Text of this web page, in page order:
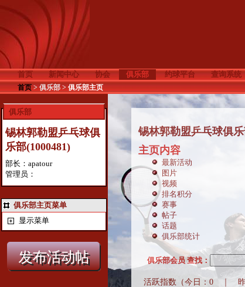
首页 新闻中心 协会 俱乐部 约球平台 查询系统
首页>俱乐部>俱乐部主页
俱乐部
锡林郭勒盟乒乓球俱
乐部(1000481)
部长：apatour
管理员：
俱乐部主页菜单
显示菜单
锡林郭勒盟乒乓球俱
主页内容
最新活动
图片
视频
排名积分
赛事
帖子
话题
俱乐部统计
俱乐部会员 查找：
活跃指数（今日：0 ｜ 昨